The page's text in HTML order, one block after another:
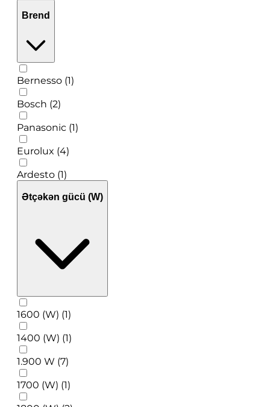
Brend
Bernesso (1)
Bosch (2)
Panasonic (1)
Eurolux (4)
Ardesto (1)
Ətçəkən gücü (W)
1600 (W) (1)
1400 (W) (1)
1.900 W (7)
1700 (W) (1)